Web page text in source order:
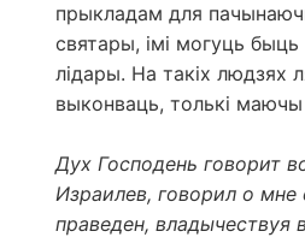
прыкладам для
святары, імі могуць быць
лідары. На такіх людзях
выконваць, толькі
Дух Господень говорит
Израилев, говорил о
праведен, владычествуя